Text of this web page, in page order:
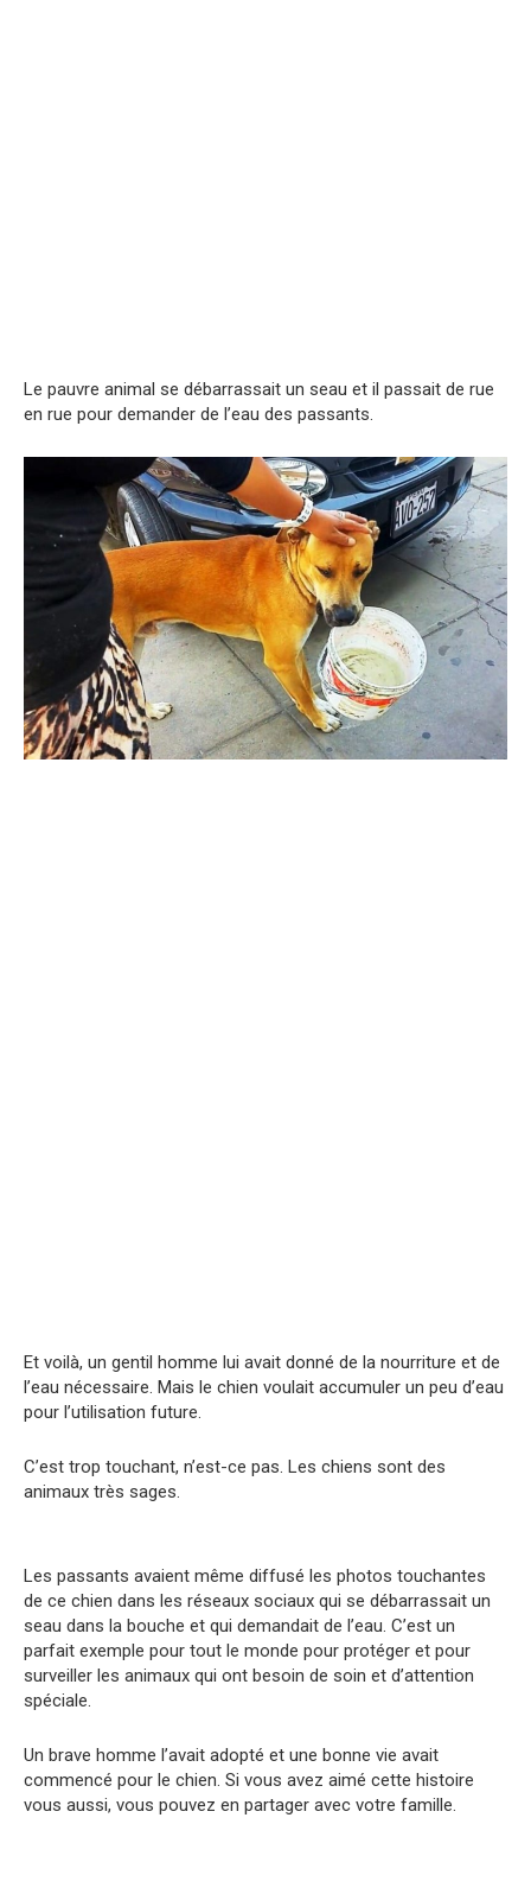
Le pauvre animal se débarrassait un seau et il passait de rue
en rue pour demander de l’eau des passants.
Et voilà, un gentil homme lui avait donné de la nourriture et de
l’eau nécessaire. Mais le chien voulait accumuler un peu d’eau
pour l’utilisation future.
C’est trop touchant, n’est-ce pas. Les chiens sont des
animaux très sages.
Les passants avaient même diffusé les photos touchantes
de ce chien dans les réseaux sociaux qui se débarrassait un
seau dans la bouche et qui demandait de l’eau. C’est un
parfait exemple pour tout le monde pour protéger et pour
surveiller les animaux qui ont besoin de soin et d’attention
spéciale.
Un brave homme l’avait adopté et une bonne vie avait
commencé pour le chien. Si vous avez aimé cette histoire
vous aussi, vous pouvez en partager avec votre famille.